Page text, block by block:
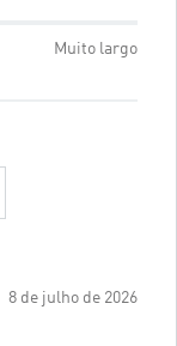
Muito largo
8 de julho de 2026